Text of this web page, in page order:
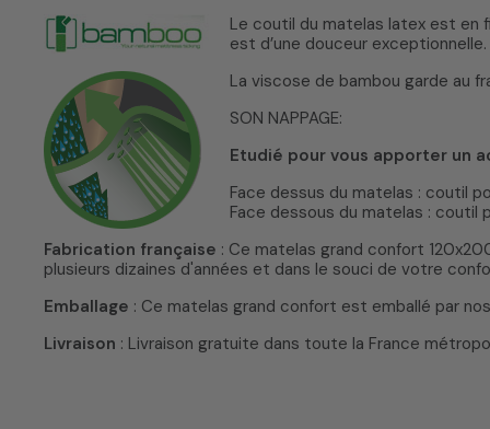
Le coutil du matelas latex est en
est d’une douceur
La viscose de bambou garde au
SON NAPPAGE:
Etudié pour vous apporter un
Face dessus du matelas : coutil
Face dessous du matelas :
Fabrication française : Ce matelas grand confort
plusieurs dizaines d'années et dans le souci de votre
Emballage : Ce matelas grand confort est emballé par
Livraison : Livraison gratuite dans toute la France